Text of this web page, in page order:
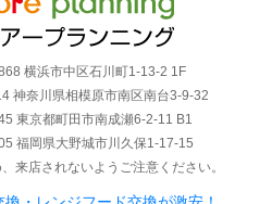
横浜市中区石川町1-13-2 1F
神奈川県相模原市南区南台3-9-32
東京都町田市南成瀬6-2-11 B1
福岡県大野城市川久保1-17-15
来店されないようご注意ください。